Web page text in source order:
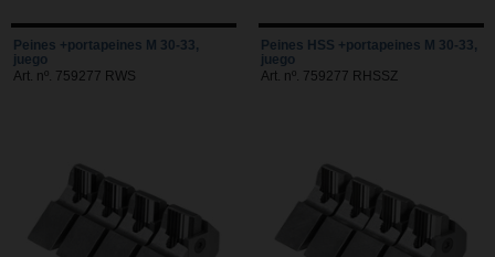
Peines +portapeines M 30-33,
juego
Art. nº. 759277 RWS
Peines HSS +portapeines M 30-33,
juego
Art. nº. 759277 RHSSZ